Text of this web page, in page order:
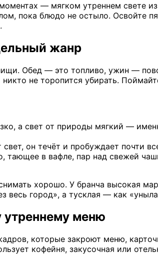
— мягком утреннем свете
пока блюдо не остыло. Освойте
жанр
Обед — это топливо, ужин —
не торопится убирать.
а свет от природы мягкий —
он течёт и пробуждает почти
тающее в вафле, пар над свежей
хорошо. У бранча высокая
весь город», а тусклая — как
утреннему меню
которые закроют меню,
кофейня, закусочная или